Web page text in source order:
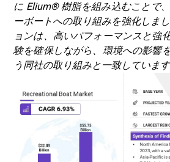
に Elium® 樹脂を組み込むことで
ーボートへの取り組みを強化しまし
ョンは、高いパフォーマンスと強
験を確保しながら、環境への影響
う同社の取り組みと一致しています